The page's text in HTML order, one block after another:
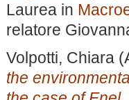
Laurea in
relatore
Volpotti, Chiara
the